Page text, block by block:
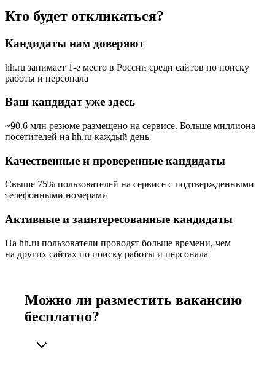
Кто будет откликаться?
Кандидаты нам доверяют
hh.ru занимает 1-е место в России среди сайтов по поиску
работы и персонала
Ваш кандидат уже здесь
~90.6 млн резюме размещено на сервисе. Больше миллиона
посетителей на hh.ru каждый день
Качественные и проверенные кандидаты
Свыше 75% пользователей на сервисе с подтвержденными
телефонными номерами
Активные и заинтересованные кандидаты
На hh.ru пользователи проводят больше времени, чем
на других сайтах по поиску работы и персонала
Можно ли разместить вакансию
бесплатно?